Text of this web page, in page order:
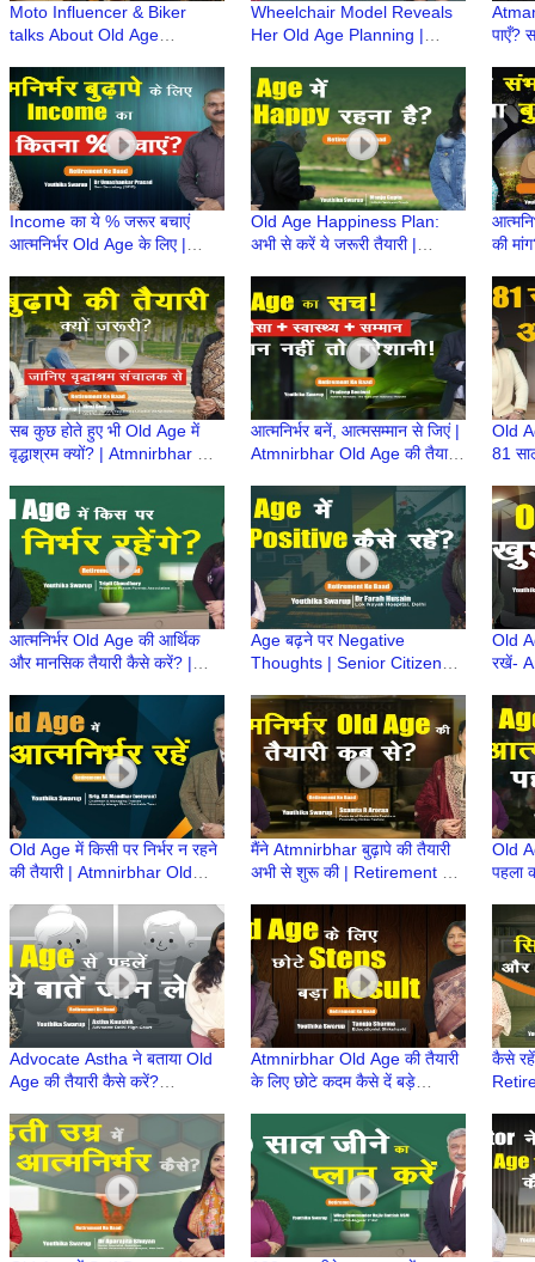
Moto Influencer & Biker
talks About Old Age
Age की तैयारी | Retirement Ke
Baad
Wheelchair Model Reveals
Her Old Age Planning |
| Retirement Ke Baad
पाएँ?
|
Income का ये % जरूर बचाएं
आत्मनिर्भर Old Age के लिए |
| Retirement Ke Baad
Old Age Happiness Plan:
अभी से करें ये जरूरी तैयारी |
| Retirement Ke Baad
की
Baad
सब कुछ होते हुए भी Old Age में
वृद्धाश्रम क्यों? | Atmnirbhar Old
Baad
आत्मनिर्भर बनें, आत्मसम्मान से जिएं |
Atmnirbhar Old Age की तैयारी
Old
81
की
आत्मनिर्भर Old Age की आर्थिक
और मानसिक तैयारी कैसे करें? |
Age बढ़ने पर Negative
Thoughts | Senior Citizens |
| Retirement Ke Baad
Old
रखें-
Age
Old Age में किसी पर निर्भर न रहने
की तैयारी | Atmnirbhar Old
Baad
मैंने Atmnirbhar बुढ़ापे की तैयारी
अभी से शुरू की | Retirement Ke
की तैयारी
Old
पहला
Age
Advocate Astha ने बताया Old
Age की तैयारी कैसे करें?
Baad|Atmnirbhar Old Age की
तैयारी
Atmnirbhar Old Age की तैयारी
के लिए छोटे कदम कैसे दें बड़े
Baad |Retire life
कैसे रहें